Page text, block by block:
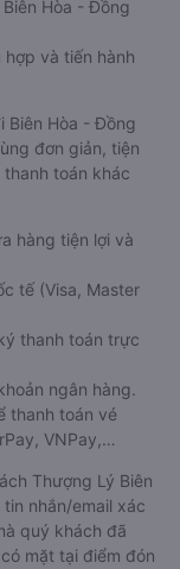
Hòa - Đồng
và tiến hành
Biên Hòa - Đồng
đơn giản, tiện
toán khác
hàng tiện lợi và
tế (Visa, Master
thanh toán trực
ngân hàng.
thanh toán vé
VNPay,…
Thượng Lý Biên
nhắn/email xác
quý khách đã
mặt tại điểm đón